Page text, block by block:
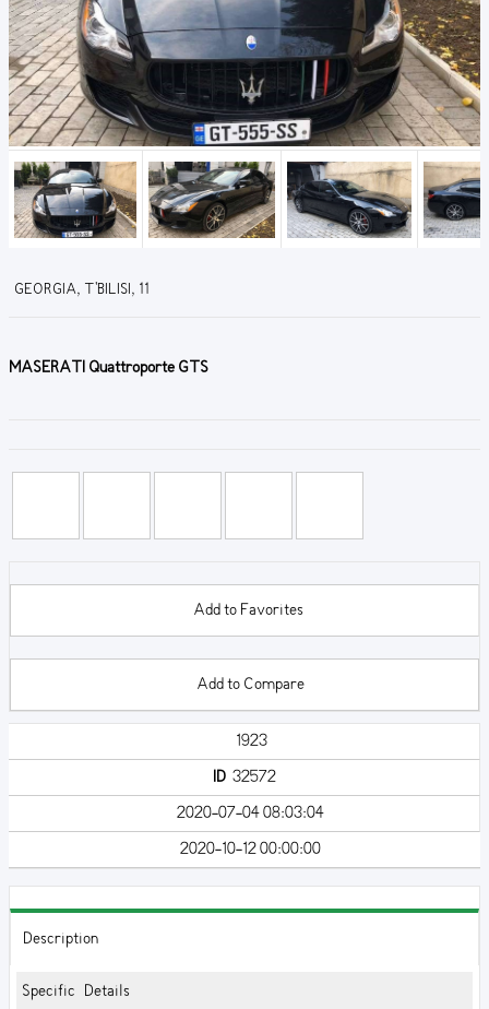
GEORGIA, T'BILISI, 11
MASERATI Quattroporte GTS
Add to Favorites
Add to Compare
1923
ID32572
2020-07-04 08:03:04
2020-10-12 00:00:00
Description
Specific Details